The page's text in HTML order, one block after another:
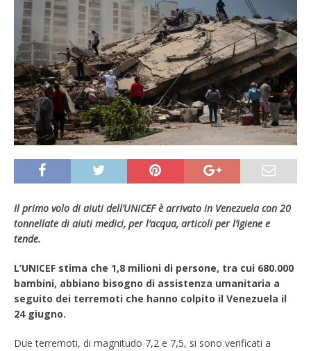
Il primo volo di aiuti dell’UNICEF è arrivato in Venezuela con 20
tonnellate di aiuti medici, per l’acqua, articoli per l’igiene e
tende.
L’UNICEF stima che 1,8 milioni di persone, tra cui 680.000
bambini, abbiano bisogno di assistenza umanitaria a
seguito dei terremoti che hanno colpito il Venezuela il
24 giugno.
Due terremoti, di magnitudo 7,2 e 7,5, si sono verificati a